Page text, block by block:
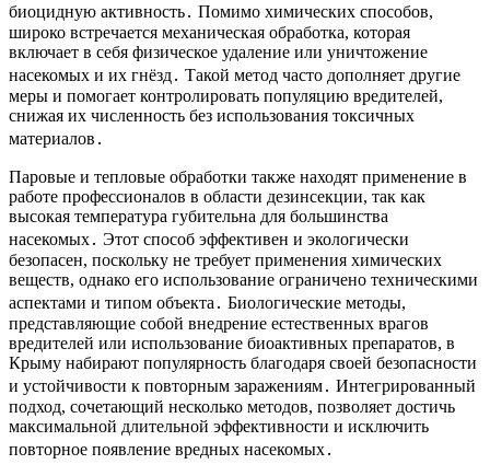
биоцидную активность․ Помимо химических способов,
широко встречается механическая обработка, которая
включает в себя физическое удаление или уничтожение
насекомых и их гнёзд․ Такой метод часто дополняет другие
меры и помогает контролировать популяцию вредителей,
снижая их численность без использования токсичных
материалов․
Паровые и тепловые обработки также находят применение в
работе профессионалов в области дезинсекции, так как
высокая температура губительна для большинства
насекомых․ Этот способ эффективен и экологически
безопасен, поскольку не требует применения химических
веществ, однако его использование ограничено техническими
аспектами и типом объекта․ Биологические методы,
представляющие собой внедрение естественных врагов
вредителей или использование биоактивных препаратов, в
Крыму набирают популярность благодаря своей безопасности
и устойчивости к повторным заражениям․ Интегрированный
подход, сочетающий несколько методов, позволяет достичь
максимальной длительной эффективности и исключить
повторное появление вредных насекомых․